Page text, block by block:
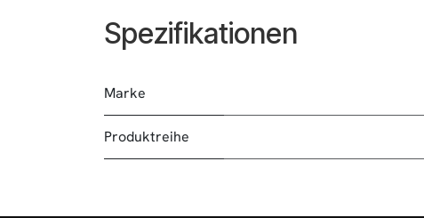
Spezifikationen
Marke
Produktreihe